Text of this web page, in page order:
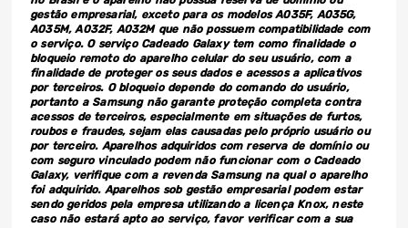
gestão empresarial, exceto para os modelos A035F, A035G,
A035M, A032F, A032M que não possuem compatibilidade com
o serviço. O serviço Cadeado Galaxy tem como finalidade o
bloqueio remoto do aparelho celular do seu usuário, com a
finalidade de proteger os seus dados e acessos a aplicativos
por terceiros. O bloqueio depende do comando do usuário,
portanto a Samsung não garante proteção completa contra
acessos de terceiros, especialmente em situações de furtos,
roubos e fraudes, sejam elas causadas pelo próprio usuário ou
por terceiro. Aparelhos adquiridos com reserva de domínio ou
com seguro vinculado podem não funcionar com o Cadeado
Galaxy, verifique com a revenda Samsung na qual o aparelho
foi adquirido. Aparelhos sob gestão empresarial podem estar
sendo geridos pela empresa utilizando a licença Knox, neste
caso não estará apto ao serviço, favor verificar com a sua